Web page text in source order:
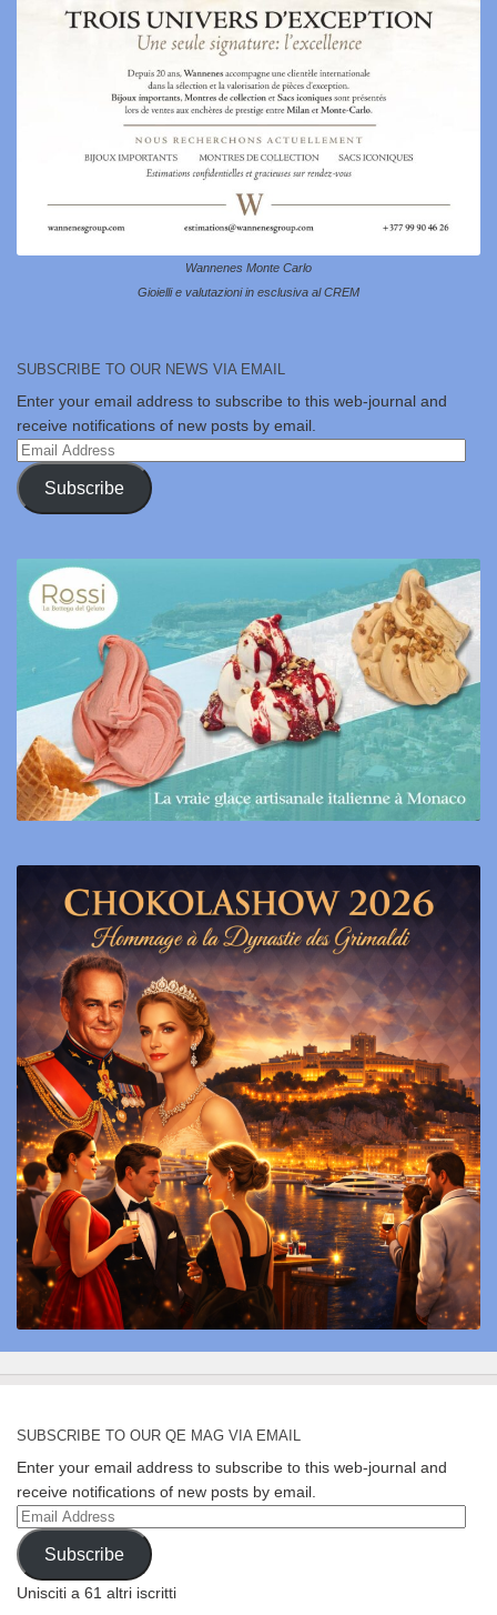
Wannenes Monte Carlo
Gioielli e valutazioni in esclusiva al CREM
SUBSCRIBE TO OUR NEWS VIA EMAIL
Enter your email address to subscribe to this web-journal and
receive notifications of new posts by email.
Email
Address
Subscribe
SUBSCRIBE TO OUR QE MAG VIA EMAIL
Enter your email address to subscribe to this web-journal and
receive notifications of new posts by email.
Email
Address
Subscribe
Unisciti a 61 altri iscritti